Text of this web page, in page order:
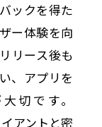
ックを得た
ー体験を向
リース後も
、アプリを
切です。
アントと密